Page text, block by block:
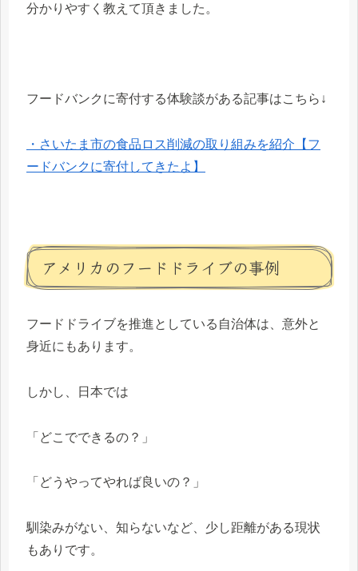
分かりやすく教えて頂きました。
フードバンクに寄付する体験談がある記事はこちら↓
・さいたま市の食品ロス削減の取り組みを紹介【フ
ードバンクに寄付してきたよ】
アメリカのフードドライブの事例
フードドライブを推進としている自治体は、意外と
身近にもあります。
しかし、日本では
「どこでできるの？」
「どうやってやれば良いの？」
馴染みがない、知らないなど、少し距離がある現状
もありです。